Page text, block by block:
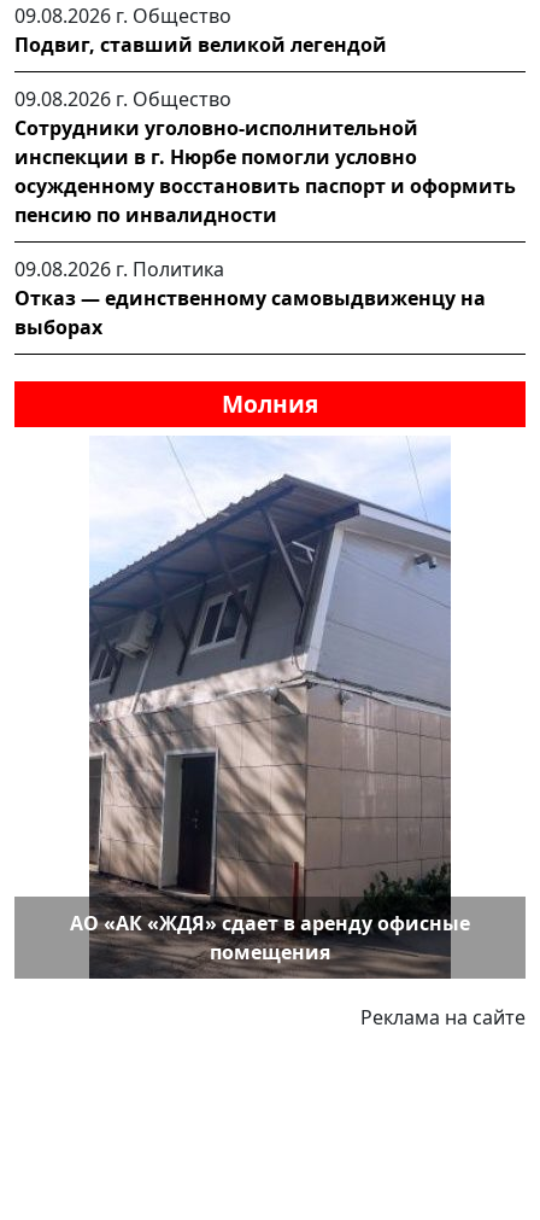
09.08.2026 г. Общество
Подвиг, ставший великой легендой
09.08.2026 г. Общество
Сотрудники уголовно-исполнительной
инспекции в г. Нюрбе помогли условно
осужденному восстановить паспорт и оформить
пенсию по инвалидности
09.08.2026 г. Политика
Отказ — единственному самовыдвиженцу на
выборах
Молния
АО «АК «ЖДЯ» сдает в аренду офисные
помещения
Реклама на сайте